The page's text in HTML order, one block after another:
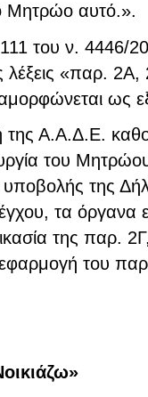
Μητρώο αυτό.».
του ν. 4446/
λέξεις «παρ.
ως
Α.Α.Δ.Ε.
του
υποβολής της
τα
της παρ.
εφαρμογή του